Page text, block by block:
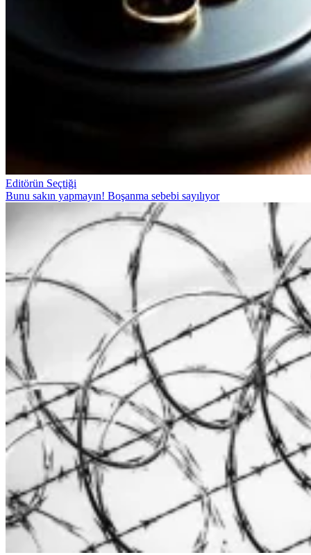
Editörün Seçtiği
Bunu sakın yapmayın! Boşanma sebebi sayılıyor